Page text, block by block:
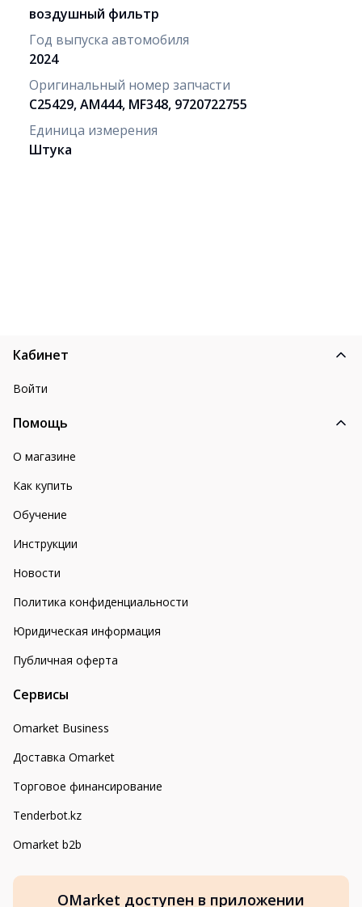
воздушный фильтр
Год выпуска автомобиля
2024
Оригинальный номер запчасти
C25429, AM444, MF348, 9720722755
Единица измерения
Штука
Кабинет
Войти
Помощь
О магазине
Как купить
Обучение
Инструкции
Новости
Политика конфиденциальности
Юридическая информация
Публичная оферта
Сервисы
Omarket Business
Доставка Omarket
Торговое финансирование
Tenderbot.kz
Omarket b2b
OMarket доступен в приложении